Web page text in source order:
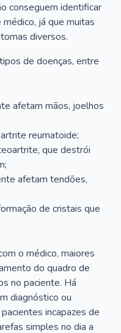
conseguem identificar
já que muitas
diversos.
de doenças, entre
afetam mãos, joelhos
reumatoide;
que destrói
afetam tendões,
de cristais que
o médico, maiores
do quadro de
no paciente. Há
diagnóstico ou
incapazes de
simples no dia a